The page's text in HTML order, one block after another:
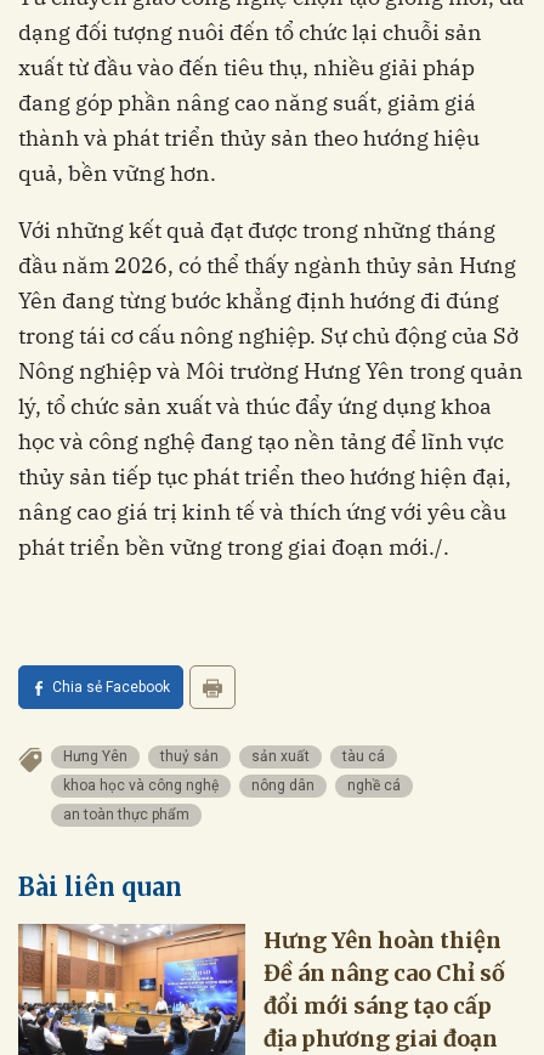
dạng đối tượng nuôi đến tổ chức lại chuỗi sản
xuất từ đầu vào đến tiêu thụ, nhiều giải pháp
đang góp phần nâng cao năng suất, giảm giá
thành và phát triển thủy sản theo hướng hiệu
quả, bền vững hơn.
Với những kết quả đạt được trong những tháng
đầu năm 2026, có thể thấy ngành thủy sản Hưng
Yên đang từng bước khẳng định hướng đi đúng
trong tái cơ cấu nông nghiệp. Sự chủ động của Sở
Nông nghiệp và Môi trường Hưng Yên trong quản
lý, tổ chức sản xuất và thúc đẩy ứng dụng khoa
học và công nghệ đang tạo nền tảng để lĩnh vực
thủy sản tiếp tục phát triển theo hướng hiện đại,
nâng cao giá trị kinh tế và thích ứng với yêu cầu
phát triển bền vững trong giai đoạn mới./.
Chia sẻ Facebook
Hưng Yên thuỷ sản sản xuất
tàu cá
khoa học và công nghệ
nông dân
nghề cá
an toàn thực phẩm
Bài liên quan
Hưng Yên hoàn thiện
Đề án nâng cao Chỉ số
đổi mới sáng tạo cấp
địa phương giai đoạn